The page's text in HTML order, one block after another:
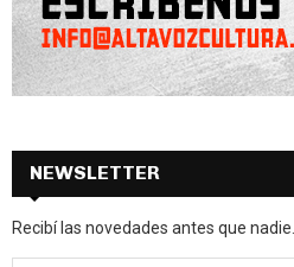
NEWSLETTER
Recibí las novedades antes que nadie...